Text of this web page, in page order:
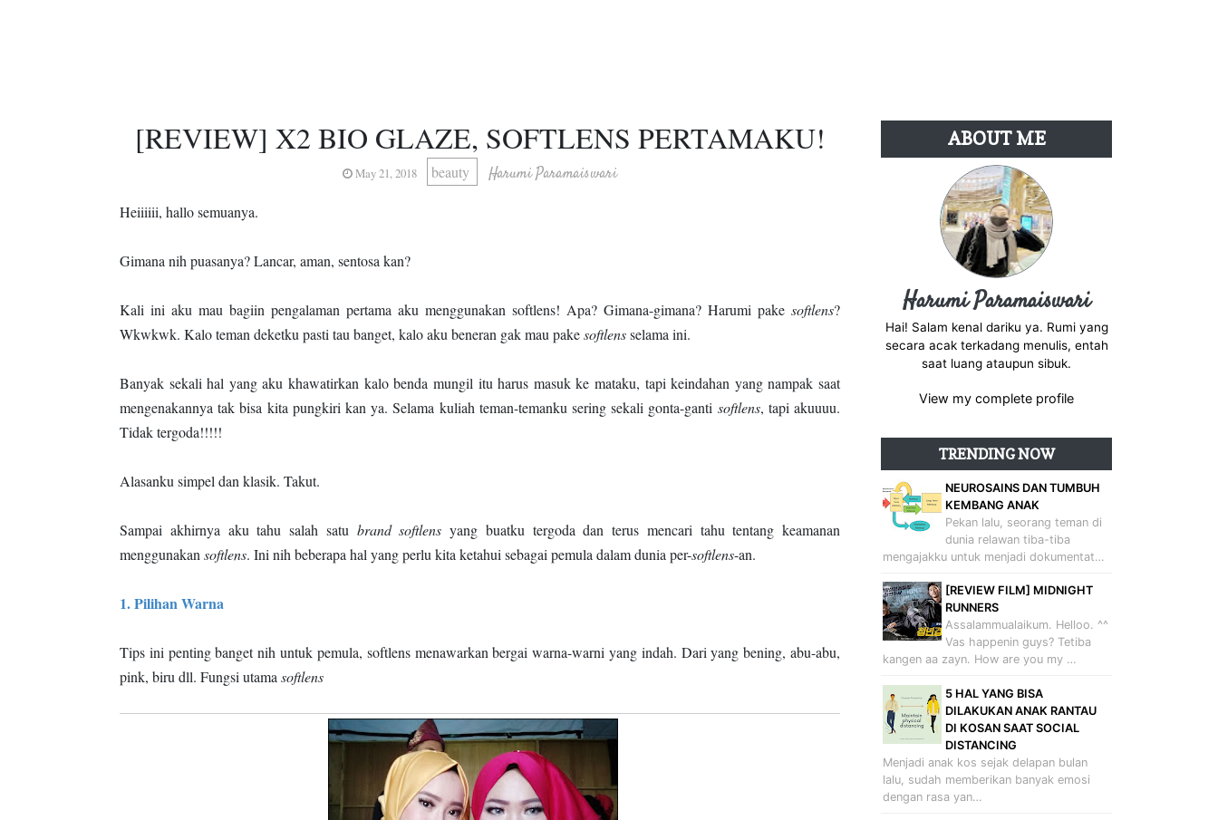
[REVIEW] X2 BIO GLAZE, SOFTLENS PERTAMAKU!
May 21, 2018 beauty Harumi Paramaiswari
Heiiiiii, hallo semuanya.
Gimana nih puasanya? Lancar, aman, sentosa kan?
Kali ini aku mau bagiin pengalaman pertama aku menggunakan softlens! Apa? Gimana-gimana? Harumi pake softlens?
Wkwkwk. Kalo teman deketku pasti tau banget, kalo aku beneran gak mau pakesoftlensselama ini.
Banyak sekali hal yang aku khawatirkan kalo benda mungil itu harus masuk ke mataku, tapi keindahan yang nampak saat
mengenakannya tak bisa kita pungkiri kan ya. Selama kuliah teman-temanku sering sekali gonta-ganti softlens, tapi akuuuu.
Tidak tergoda!!!!!
Alasanku simpel dan klasik. Takut.
Sampai akhirnya aku tahu salah satu brand softlens yang buatku tergoda dan terus mencari tahu tentang keamanan
menggunakan softlens. Ini nih beberapa hal yang perlu kita ketahui sebagai pemula dalam dunia per-softlens-an.
1. Pilihan Warna
Tips ini penting banget nih untuk pemula, softlens menawarkan bergai warna-warni yang indah. Dari yang bening, abu-abu,
pink, biru dll. Fungsi utama softlens
ABOUT ME
Harumi Paramaiswari
Hai! Salam kenal dariku ya. Rumi yang
secara acak terkadang menulis, entah
saat luang ataupun sibuk.
View my complete profile
TRENDING NOW
NEUROSAINS DAN TUMBUH
KEMBANG ANAK
Pekan lalu, seorang teman di
dunia relawan tiba-tiba
mengajakku untuk menjadi dokumentat…
[REVIEW FILM] MIDNIGHT
RUNNERS
Assalammualaikum. Helloo. ^^
Vas happenin guys? Tetiba
kangen aa zayn. How are you my …
5 HAL YANG BISA
DILAKUKAN ANAK RANTAU
DI KOSAN SAAT SOCIAL
DISTANCING
Menjadi anak kos sejak delapan bulan
lalu, sudah memberikan banyak emosi
dengan rasa yan…